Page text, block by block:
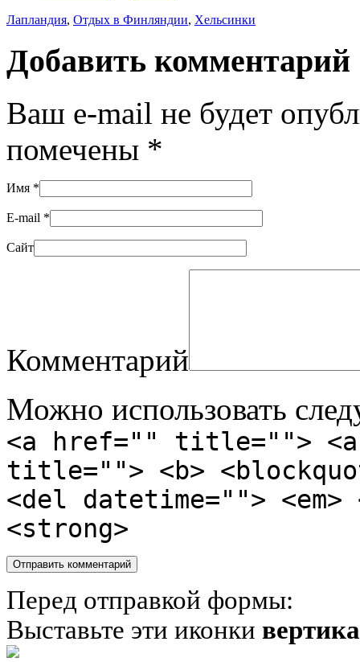
Лапландия, Отдых в Финляндии, Хельсинки
Добавить комментарий
Ваш e-mail не будет
помечены *
Имя *
E-mail *
Сайт
Комментарий
Можно использовать
<a href="" title="">
title=""> <b>
<del datetime="">
<strong>
Перед отправкой формы:
Выставьте эти иконки